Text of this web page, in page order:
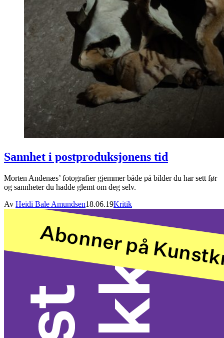
Sannhet i postproduksjonens tid
Morten Andenæs’ fotografier gjemmer både på bilder du har sett før
og sannheter du hadde glemt om deg selv.
Av Heidi Bale Amundsen18.06.19Kritik